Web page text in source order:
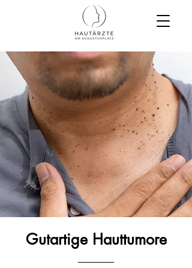
Gutartige Hauttumore